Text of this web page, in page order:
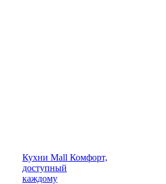
Кухни Mall Комфорт,
доступный
каждому